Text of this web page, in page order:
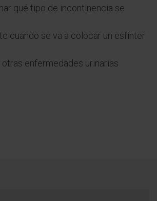
qué tipo de incontinencia se
cuando se va a colocar un esfínter
enfermedades urinarias